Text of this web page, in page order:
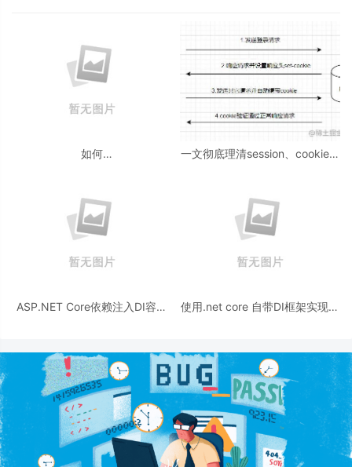
如何
一文彻底理清session、cookie、
ASP.NET Core依赖注入DI容器
使用.net core 自带DI框架实现延